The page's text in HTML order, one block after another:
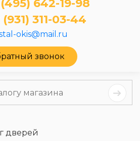
642-19-98
(931) 311-03-44
okis@mail.ru
звонок
дверей